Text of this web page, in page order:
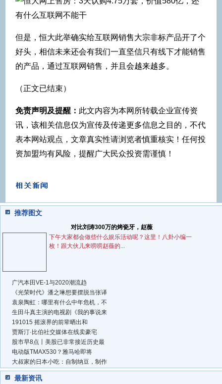
但是，恒大此举确实给互联网销售大宗非标产品开了个
好头，相信未来还会有我们一直坚信只有线下才能销售
的产品，通过互联网销售，并且会越来越多。
（正文已结束）
免责声明及提醒： 此文内容为本网所转载企业宣传资
讯，该相关信息仅为宣传及传递更多信息之目的，不代
表本网站观点，文章真实性请浏览者慎重核实！任何投
资加盟均有风险，提醒广大民众投资需谨慎！
推荐图文
对比刘涛300万的烤瓷牙，赵薇
下午大家都会做些什么娱乐活动呢？这里！八卦小编一
枚！跟大伙儿来唠唠赵薇的...
广汽本田VE-1与2020潮流趋
《光荣时代》潘之琳想要摆脱当张译
袁泉陶虹：哪里有什么中年危机，不
生田斗真主演的电视剧《我的事说来
191015 摇滚界的前辈晒出和
贾斯汀·比伯社交媒体在线卖豪宅
股市早8点丨美股已非常接近历史最
电动版TMAX530？雅马哈即将
大叔家的日本小吃：自制纳豆，制作
最新资讯